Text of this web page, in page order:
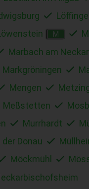
M
Marbach am Neckar
Markgröningen
Mengen
Meßstetten
Murrhardt
Donau
Möckmühl